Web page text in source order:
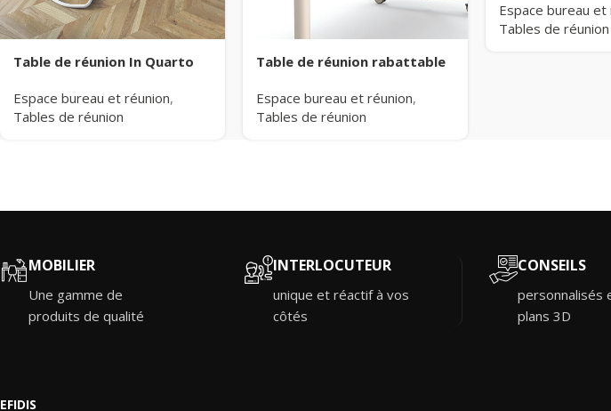
Table de réunion In Quarto
Espace bureau et réunion,
Tables de réunion
Table de réunion rabattable
Espace bureau et réunion,
Tables de réunion
Espace bureau et
Tables de réunion
MOBILIER
Une gamme de
produits de qualité
INTERLOCUTEUR
unique et réactif à vos
côtés
CONSEILS
personnalisés
plans 3D
EFIDIS